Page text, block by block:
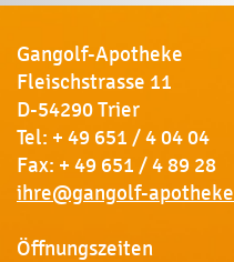
Gangolf-Apotheke
Fleischstrasse 11
D-54290 Trier
Tel: + 49 651 / 4 04 04
Fax: + 49 651 / 4 89 28
ihre@gangolf-
Öffnungszeiten